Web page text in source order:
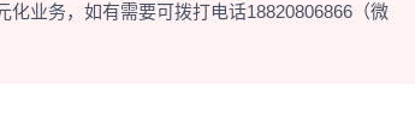
业务，如有需要可拨打电话18820806866（微